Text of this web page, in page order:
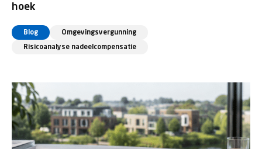
hoek
Blog Omgevingsvergunning
Risicoanalyse nadeelcompensatie